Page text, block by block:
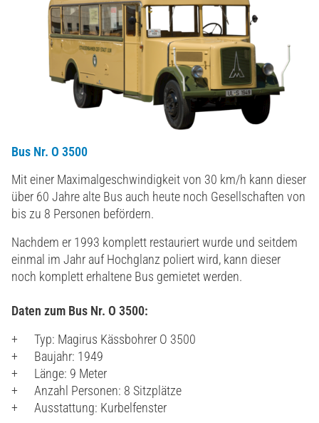
Bus Nr. O 3500
Mit einer Maximalgeschwindigkeit von 30 km/h kann dieser
über 60 Jahre alte Bus auch heute noch Gesellschaften von
bis zu 8 Personen befördern.
Nachdem er 1993 komplett restauriert wurde und seitdem
einmal im Jahr auf Hochglanz poliert wird, kann dieser
noch komplett erhaltene Bus gemietet werden.
Daten zum Bus Nr. O 3500:
Typ: Magirus Kässbohrer O 3500
Baujahr: 1949
Länge: 9 Meter
Anzahl Personen: 8 Sitzplätze
Ausstattung: Kurbelfenster